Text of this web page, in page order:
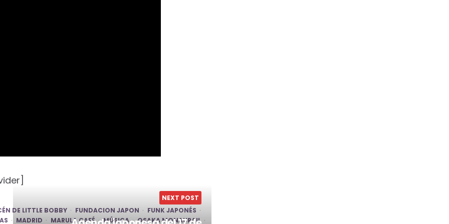
DE LITTLE BOBBY FUNDACION JAPON
FUNK JAPONÉS
MADRID MARULA CAFÉ MÚSICA OSAKA MONAURAIL
NEXT POST